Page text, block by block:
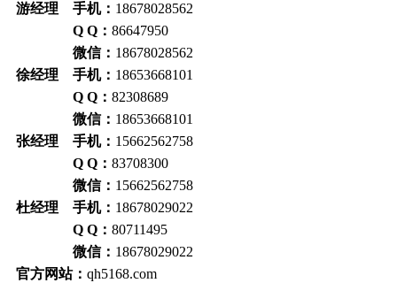
游经理 手机： 18678028562
Q Q： 86647950
微信： 18678028562
徐经理 手机： 18653668101
Q Q： 82308689
微信： 18653668101
张经理 手机： 15662562758
Q Q： 83708300
微信： 15662562758
杜经理 手机： 18678029022
Q Q： 80711495
微信： 18678029022
官方网站： qh5168.com